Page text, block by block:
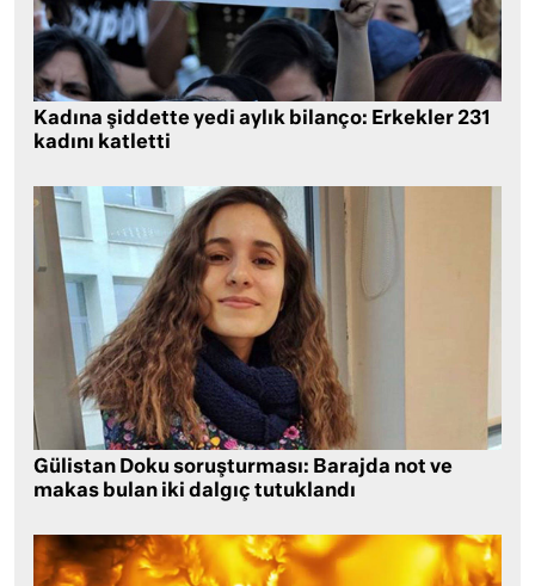
Kadına şiddette yedi aylık bilanço: Erkekler 231
kadını katletti
Gülistan Doku soruşturması: Barajda not ve
makas bulan iki dalgıç tutuklandı